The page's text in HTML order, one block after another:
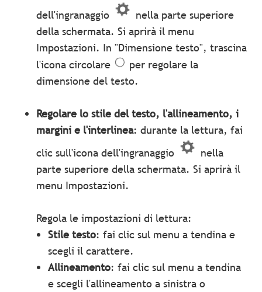
dell'ingranaggio
nella parte superiore
della schermata. Si aprirà il menu
Impostazioni. In "Dimensione testo", trascina
l'icona circolare
per regolare la
dimensione del testo.
Regolare lo stile del testo, l'allineamento, i
margini e l'interlinea: durante la lettura, fai
clic sull'icona dell'ingranaggio
nella
parte superiore della schermata. Si aprirà il
menu Impostazioni.
Regola le impostazioni di lettura:
Stile testo: fai clic sul menu a tendina e
scegli il carattere.
Allineamento: fai clic sul menu a tendina
e scegli l'allineamento a sinistra o